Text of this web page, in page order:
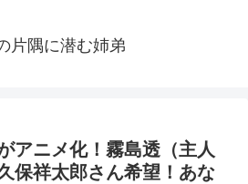
片隅に潜む姉弟
アニメ化！霧島透（主人
保祥太郎さん希望！あな